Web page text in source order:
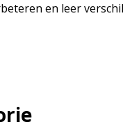
en leer